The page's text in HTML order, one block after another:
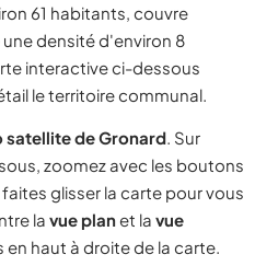
61 habitants, couvre
densité d'environ 8
interactive ci-dessous
le territoire communal.
satellite de Gronard. Sur
zoomez avec les boutons
glisser la carte pour vous
la vue planet la vue
en haut à droite de la carte.